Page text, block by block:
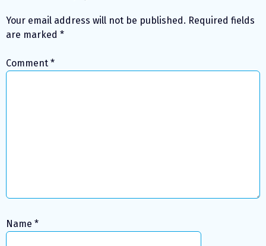
Your email address will not be published. Required fields
are marked *
Comment *
Name *